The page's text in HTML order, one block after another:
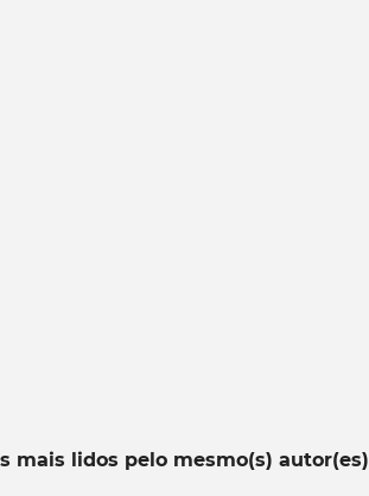
mais lidos pelo mesmo(s) autor(es)